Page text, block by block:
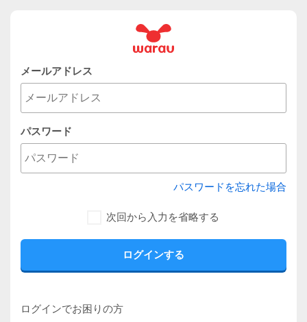
メールアドレス
パスワード
パスワードを忘れた場合
次回から入力を省略する
ログインでお困りの方